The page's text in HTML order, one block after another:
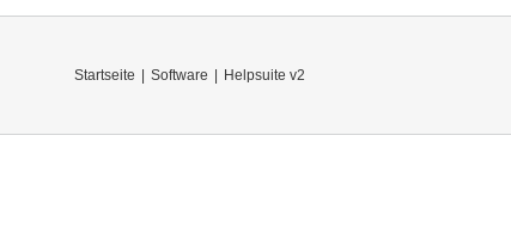
Startseite Software Helpsuite v2